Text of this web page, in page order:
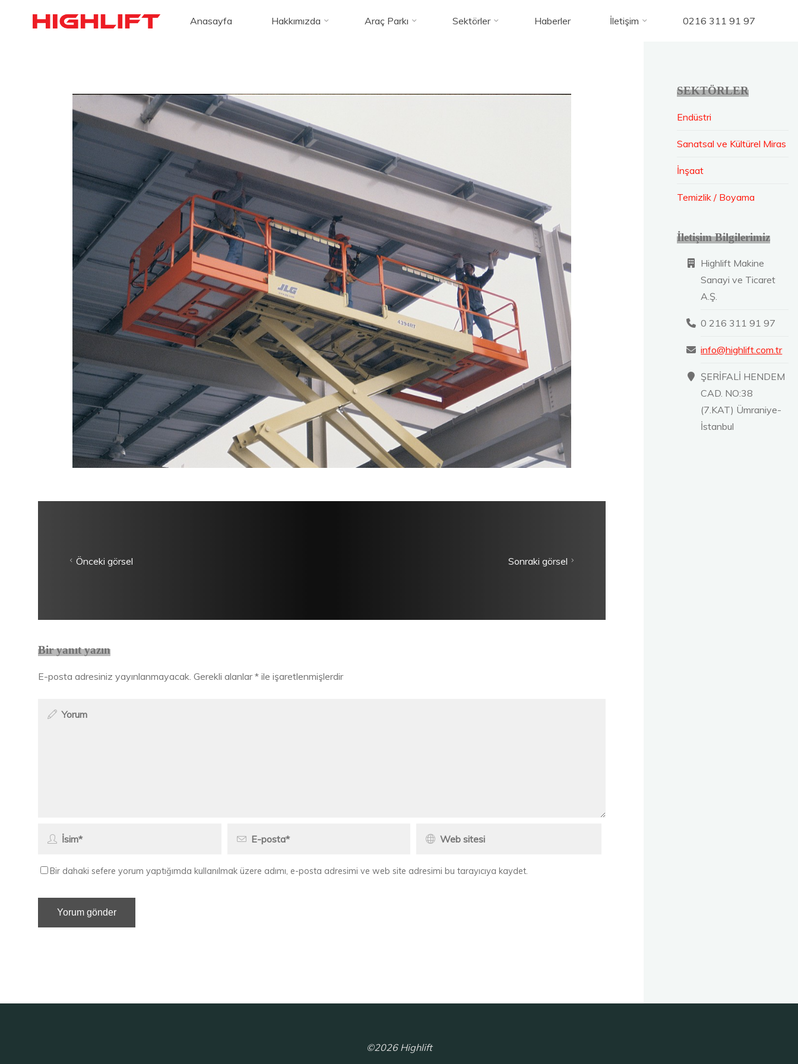
Anasayfa Hakkımızda Araç Parkı Sektörler Haberler İletişim 0216 311 91 97
Önceki görsel Sonraki görsel
Bir yanıt yazın
E-posta adresiniz yayınlanmayacak. Gerekli alanlar* ile işaretlenmişlerdir
Bir dahaki sefere yorum yaptığımda kullanılmak üzere adımı, e-posta adresimi ve web site adresimi bu tarayıcıya kaydet.
SEKTÖRLER
Endüstri
Sanatsal ve Kültürel Miras
İnşaat
Temizlik / Boyama
İletişim Bilgilerimiz
Highlift Makine
Sanayi ve Ticaret
A.Ş.
0 216 311 91 97
info@highlift.com.tr
ŞERİFALİ HENDEM
CAD. NO:38
(7.KAT) Ümraniye-
İstanbul
©2026 Highlift